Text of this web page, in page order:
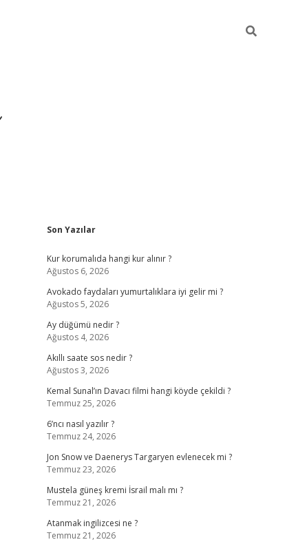
Sidebar
Son Yazılar
Kur korumalıda hangi kur alınır ?
Ağustos 6, 2026
Avokado faydaları yumurtalıklara iyi gelir mi ?
Ağustos 5, 2026
Ay düğümü nedir ?
Ağustos 4, 2026
Akıllı saate sos nedir ?
Ağustos 3, 2026
Kemal Sunal’ın Davacı filmi hangi köyde çekildi ?
Temmuz 25, 2026
6’ncı nasıl yazılır ?
Temmuz 24, 2026
Jon Snow ve Daenerys Targaryen evlenecek mi ?
Temmuz 23, 2026
Mustela güneş kremi İsrail malı mı ?
Temmuz 21, 2026
Atanmak ingilizcesi ne ?
Temmuz 21, 2026
betci